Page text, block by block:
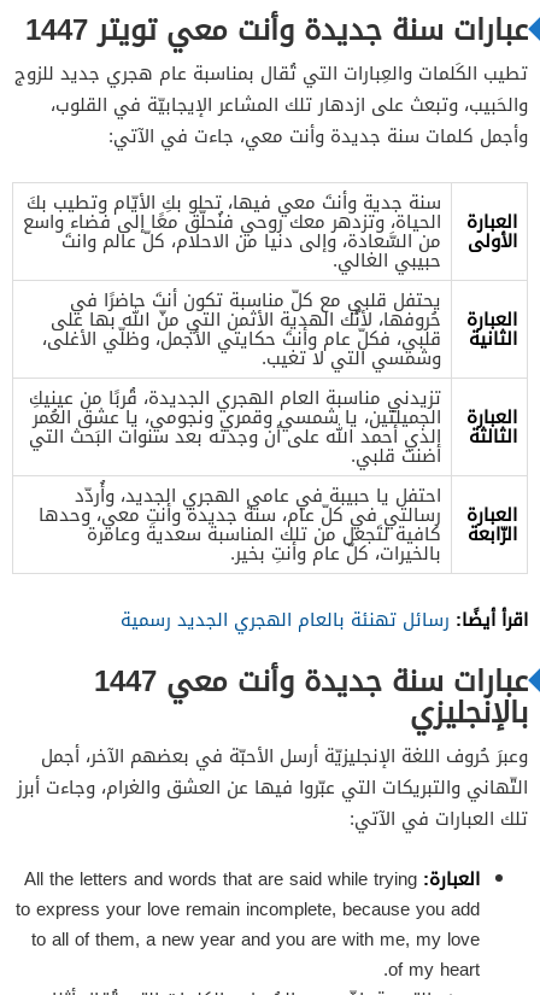
عبارات سنة جديدة وأنت معي تويتر 1447
تطيب الكَلمات والعِبارات التي تُقال بمناسبة عام هجري جديد للزوج
والحَبيب، وتبعث على ازدهار تلك المشاعر الإيجابيّة في القلوب،
وأجمل كلمات سنة جديدة وأنت معي، جاءت في الآتي:
العبارة
الأولى
سنة جدية وأنتَ معي فيها، تحلو بكِ الأيّام وتطيب بكَ
الحياة، وتزدهر معك روحي فنُحلّق معًا إلى فضاء واسع
من السَّعادة، وإلى دنيا من الاحلام، كلّ عالم وانتَ
حبيبي الغالي.
العبارة
الثانية
يحتفل قلبي مع كلّ مناسبة تكون أنتَ حاضرًا في
حُروفها، لأنّك الهدية الأثمن التي منّ الله بها على
قلبي، فكلّ عام وأنتَ حكايتي الأجمل، وظلّي الأغلى،
وشمسي التي لا تغيب.
العبارة
الثالثة
تزيدني مناسبة العام الهجري الجديدة، قُربًا من عينيكِ
الجميلتين، يا شمسي وقمري ونجومي، يا عشق العُمر
الذي أحمد الله على أن وجدته بعد سنوات البَحث التي
أضنت قلبي.
العبارة
الرّابعة
احتفل يا حبيبة في عامي الهجري الجديد، وأُردّد
رسالتي في كلّ عام، سنة جديدة وأنتِ معي، وحدها
كافية لتَجعل من تلك المناسبة سعدية وعامرة
بالخيرات، كلّ عام وأنتِ بخير.
اقرأ أيضًا: رسائل تهنئة بالعام الهجري الجديد رسمية
عبارات سنة جديدة وأنت معي 1447
بالإنجليزي
وعبرَ حُروف اللغة الإنجليزيّة أرسل الأحبّة في بعضهم الآخر، أجمل
التّهاني والتبريكات التي عبّروا فيها عن العشق والغرام، وجاءت أبرز
تلك العبارات في الآتي:
العبارة: All the letters and words that are said while trying
to express your love remain incomplete, because you add
to all of them, a new year and you are with me, my love
of my heart.